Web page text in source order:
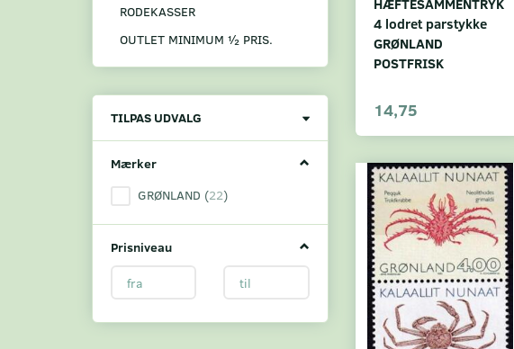
RODEKASSER
OUTLET MINIMUM ½ PRIS.
TILPAS UDVALG
Mærker
GRØNLAND (22)
Prisniveau
4 lodret parstykke
GRØNLAND
POSTFRISK
14,75